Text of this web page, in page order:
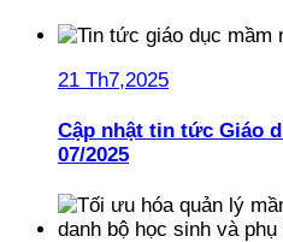
21 Th7,2025
Cập nhật tin tức Giáo
07/2025